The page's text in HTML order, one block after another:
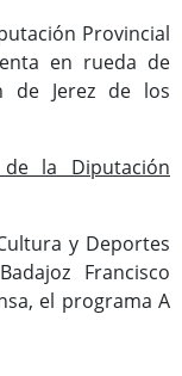
Provincial
en rueda de
de Jerez de los
de la Diputación
y Deportes
Francisco
el programa A